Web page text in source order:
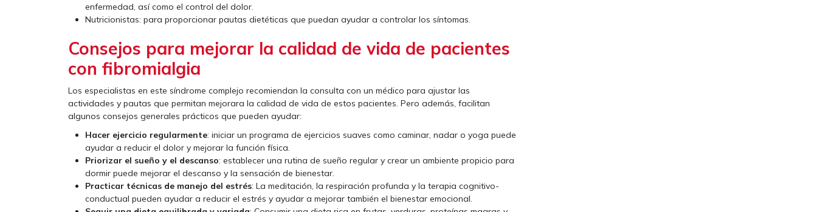
enfermedad, así como el control del dolor.
Nutricionistas: para proporcionar pautas dietéticas que puedan ayudar a controlar los síntomas.
Consejos para mejorar la calidad de vida de pacientes
con fibromialgia
Los especialistas en este síndrome complejo recomiendan la consulta con un médico para ajustar las
actividades y pautas que permitan mejorara la calidad de vida de estos pacientes. Pero además, facilitan
algunos consejos generales prácticos que pueden ayudar:
Hacer ejercicio regularmente: iniciar un programa de ejercicios suaves como caminar, nadar o yoga puede
ayudar a reducir el dolor y mejorar la función física.
Priorizar el sueño y el descanso: establecer una rutina de sueño regular y crear un ambiente propicio para
dormir puede mejorar el descanso y la sensación de bienestar.
Practicar técnicas de manejo del estrés: La meditación, la respiración profunda y la terapia cognitivo-
conductual pueden ayudar a reducir el estrés y ayudar a mejorar también el bienestar emocional.